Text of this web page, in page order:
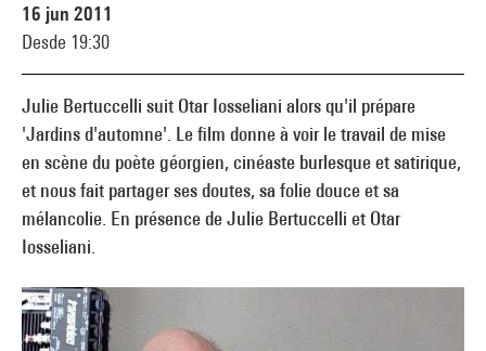
Julie Bertuccelli suit Otar Iosseliani alors qu'il prépare
'Jardins d'automne'. Le film donne à voir le travail de mise
en scène du poète géorgien, cinéaste burlesque et satirique,
et nous fait partager ses doutes, sa folie douce et sa
mélancolie. En présence de Julie Bertuccelli et Otar
Iosseliani.
16 jun 2011
Desde 19:30